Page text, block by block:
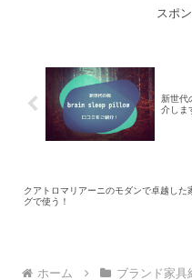
スポ
新世代
介しま
クアトロマリアーニのモダンで卓越した
グで使う！
ホーム ブランド家具